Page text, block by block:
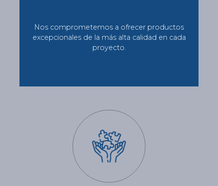
Nos comprometemos a ofrecer productos
excepcionales de la más alta calidad en cada
proyecto.